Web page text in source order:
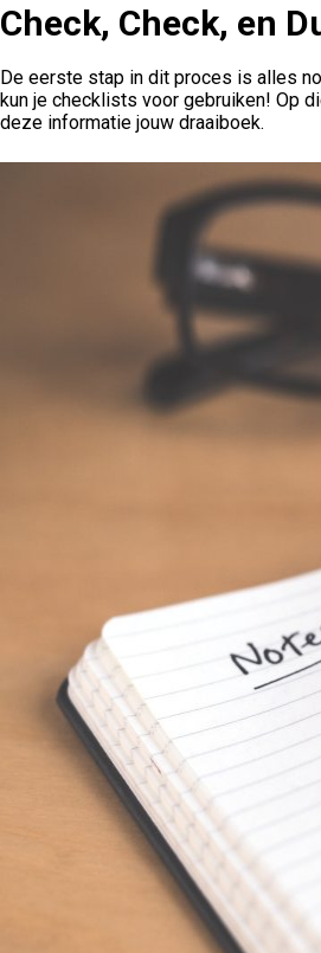
Check, Check, en
De eerste stap in dit proces is alles
kun je checklists voor gebruiken! Op
deze informatie jouw draaiboek.